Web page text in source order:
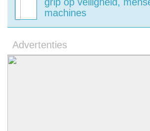
machines
Advertenties